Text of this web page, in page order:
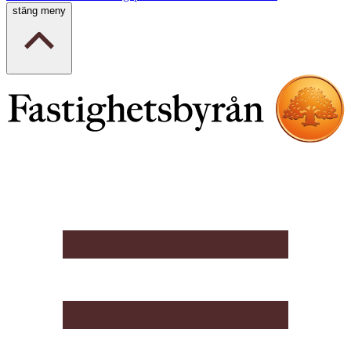
stäng meny